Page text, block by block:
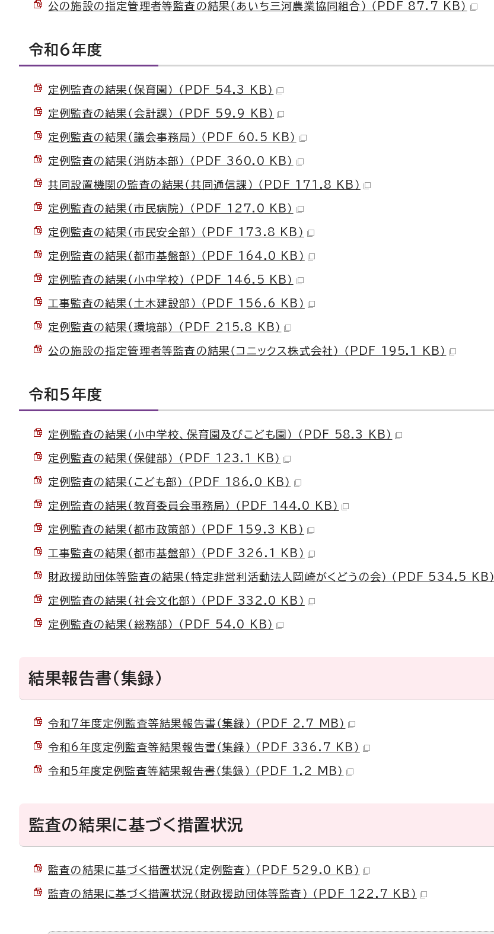
公の施設の指定管理者等監査の結果（あいち三河農業協同組合） （PDF 87.7 KB）
令和6年度
定例監査の結果（保育園） （PDF 54.3 KB）
定例監査の結果（会計課） （PDF 59.9 KB）
定例監査の結果（議会事務局） （PDF 60.5 KB）
定例監査の結果（消防本部） （PDF 360.0 KB）
共同設置機関の監査の結果（共同通信課） （PDF 171.8 KB）
定例監査の結果（市民病院） （PDF 127.0 KB）
定例監査の結果（市民安全部） （PDF 173.8 KB）
定例監査の結果（都市基盤部） （PDF 164.0 KB）
定例監査の結果（小中学校） （PDF 146.5 KB）
工事監査の結果（土木建設部） （PDF 156.6 KB）
定例監査の結果（環境部） （PDF 215.8 KB）
公の施設の指定管理者等監査の結果（コニックス株式会社） （PDF 195.1 KB）
令和5年度
定例監査の結果（小中学校、保育園及びこども園） （PDF 58.3 KB）
定例監査の結果（保健部） （PDF 123.1 KB）
定例監査の結果（こども部） （PDF 186.0 KB）
定例監査の結果（教育委員会事務局） （PDF 144.0 KB）
定例監査の結果（都市政策部） （PDF 159.3 KB）
工事監査の結果（都市基盤部） （PDF 326.1 KB）
財政援助団体等監査の結果（特定非営利活動法人岡崎がくどうの会） （PDF 534.5 KB）
定例監査の結果（社会文化部） （PDF 332.0 KB）
定例監査の結果（総務部） （PDF 54.0 KB）
結果報告書（集録）
令和7年度定例監査等結果報告書（集録） （PDF 2.7 MB）
令和6年度定例監査等結果報告書（集録） （PDF 336.7 KB）
令和5年度定例監査等結果報告書（集録） （PDF 1.2 MB）
監査の結果に基づく措置状況
監査の結果に基づく措置状況（定例監査） （PDF 529.0 KB）
監査の結果に基づく措置状況（財政援助団体等監査） （PDF 122.7 KB）